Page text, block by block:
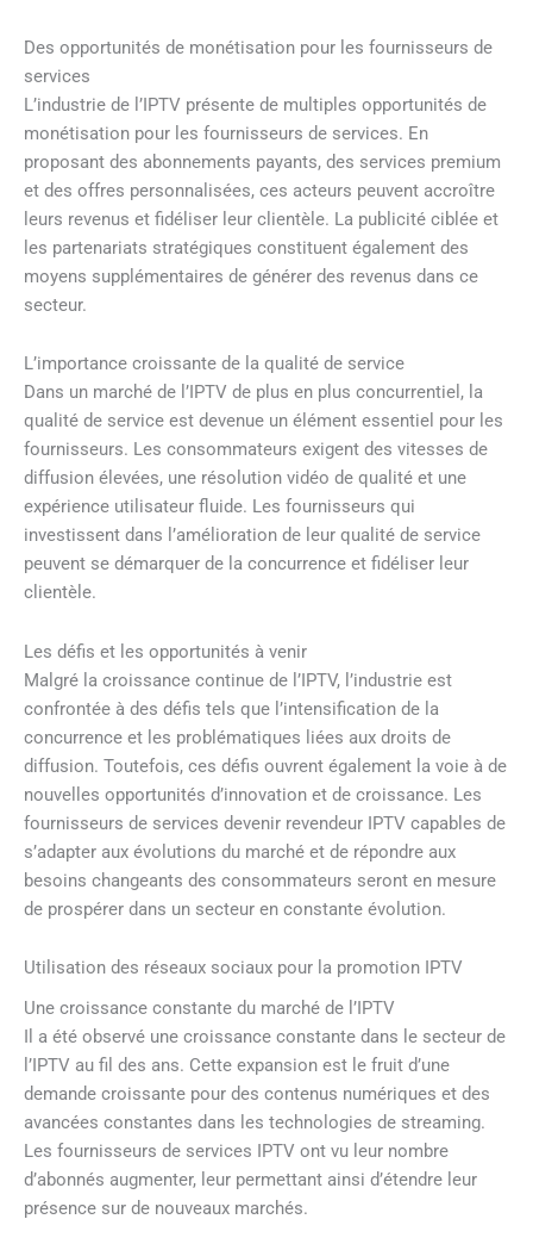
Des opportunités de monétisation pour les fournisseurs de
services
L’industrie de l’IPTV présente de multiples opportunités de
monétisation pour les fournisseurs de services. En
proposant des abonnements payants, des services premium
et des offres personnalisées, ces acteurs peuvent accroître
leurs revenus et fidéliser leur clientèle. La publicité ciblée et
les partenariats stratégiques constituent également des
moyens supplémentaires de générer des revenus dans ce
secteur.
L’importance croissante de la qualité de service
Dans un marché de l’IPTV de plus en plus concurrentiel, la
qualité de service est devenue un élément essentiel pour les
fournisseurs. Les consommateurs exigent des vitesses de
diffusion élevées, une résolution vidéo de qualité et une
expérience utilisateur fluide. Les fournisseurs qui
investissent dans l’amélioration de leur qualité de service
peuvent se démarquer de la concurrence et fidéliser leur
clientèle.
Les défis et les opportunités à venir
Malgré la croissance continue de l’IPTV, l’industrie est
confrontée à des défis tels que l’intensification de la
concurrence et les problématiques liées aux droits de
diffusion. Toutefois, ces défis ouvrent également la voie à de
nouvelles opportunités d’innovation et de croissance. Les
fournisseurs de services devenir revendeur IPTV capables de
s’adapter aux évolutions du marché et de répondre aux
besoins changeants des consommateurs seront en mesure
de prospérer dans un secteur en constante évolution.
Utilisation des réseaux sociaux pour la promotion IPTV
Une croissance constante du marché de l’IPTV
Il a été observé une croissance constante dans le secteur de
l’IPTV au fil des ans. Cette expansion est le fruit d’une
demande croissante pour des contenus numériques et des
avancées constantes dans les technologies de streaming.
Les fournisseurs de services IPTV ont vu leur nombre
d’abonnés augmenter, leur permettant ainsi d’étendre leur
présence sur de nouveaux marchés.